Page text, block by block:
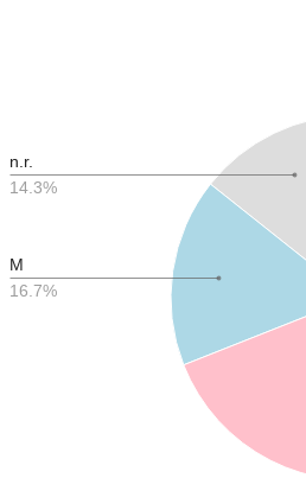
M
16.7%
n.r.
14.3%